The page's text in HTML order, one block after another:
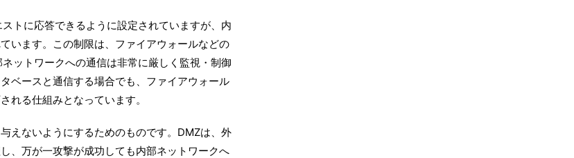
トに応答できるように設定されていますが、内
います。この制限は、ファイアウォールなどの
ットワークへの通信は非常に厳しく監視・制御
ベースと通信する場合でも、ファイアウォール
れる仕組みとなっています。
えないようにするためのものです。DMZは、外
、万が一攻撃が成功しても内部ネットワークへ